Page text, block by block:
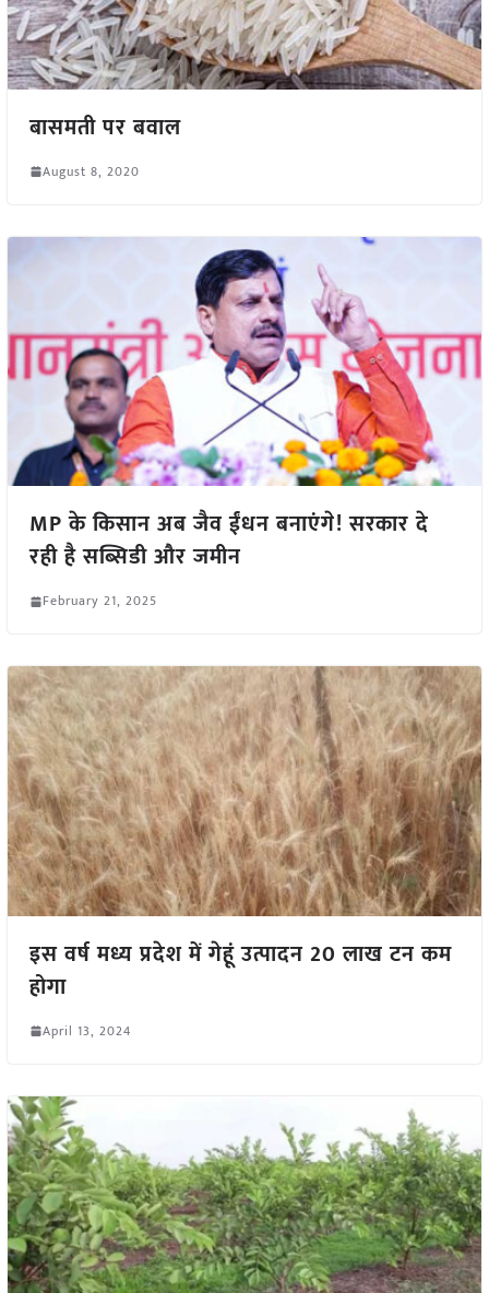
बासमती पर बवाल
August 8, 2020
MP के किसान अब जैव ईंधन बनाएंगे! सरकार दे
रही है सब्सिडी और जमीन
February 21, 2025
इस वर्ष मध्य प्रदेश में गेहूं उत्पादन 20 लाख टन कम
होगा
April 13, 2024